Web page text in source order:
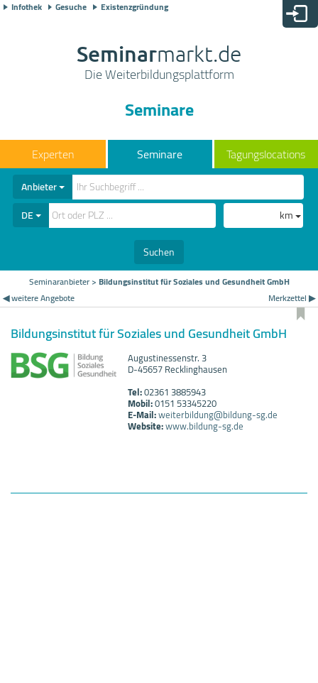
Infothek Gesuche Existenzgründung
Seminarmarkt.de
Die Weiterbildungsplattform
Seminare
Seminare Tagungslocations
Anbieter
DE
km
Suchen
Seminaranbieter> Bildungsinstitut für Soziales und Gesundheit GmbH
◀ weitere Angebote
Merkzettel ▶
Bildungsinstitut für Soziales und Gesundheit GmbH
Augustinessenstr. 3
D-45657 Recklinghausen
Tel:02361 3885943
Mobil:0151 53345220
E-Mail:weiterbildung@bildung-sg.de
Website:www.bildung-sg.de